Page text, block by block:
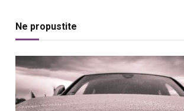
Ne propustite